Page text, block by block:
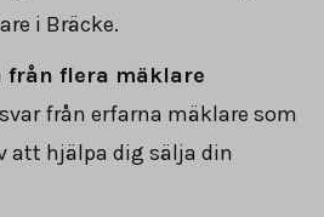
i Bräcke.
från flera mäklare
från erfarna mäklare som
att hjälpa dig sälja din